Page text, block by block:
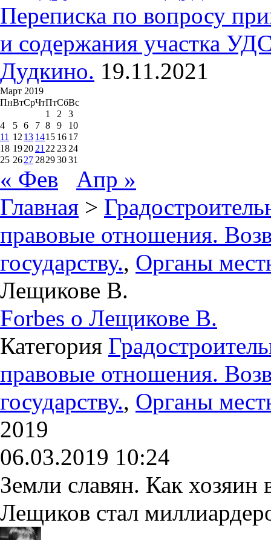
Переписка по вопросу
и содержания участка
Дудкино. 19.11.2021
Март 2019
ПнВтСрЧтПтСбВс
1
2
3
4
5 6 7 8 9
10
11 12 13 1415 16 17
18 1920 21 22 23 24
25 2627 28293031
« Фев
Апр »
Главная >
правовые отношения.
государству., Органы
Лещикове В.
Forbes о Лещикове В.
Категория
правовые отношения.
государству., Органы
2019
06.03.2019 10:24
Земли славян. Как
Лещиков стал